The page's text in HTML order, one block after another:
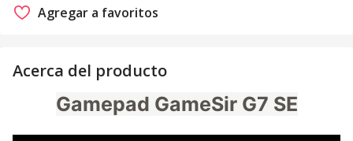
Agregar a favoritos
Acerca del producto
Gamepad GameSir G7 SE